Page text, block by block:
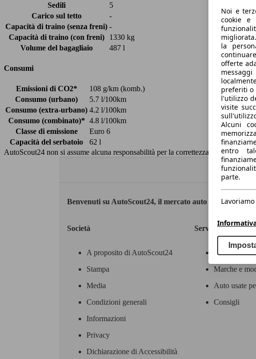
Sedili
5
Carico sul tetto
-
Capacità di traino (senza freni) -
Capacità di traino (con freni)
1330 kg
Volume del bagagliaio
487 l
Consumi
Emissioni di CO2*
108 g/km (komb.)
Consumo (urbano)
5.7 l/100km
Consumo (extra-urbano) 4.2 l/100km
Consumo (combinato)* 4.8 l/100km
Classe di emissione
Euro 6
Capacità del serbatoio
62 l
AutoScout24 non si assume alcuna responsabilità per la correttezza dei dati.
Benvenuti su AutoScout24, il mercato auto europeo.
Società
A proposito di AutoScout24
Stampa
Media
Condizioni generali
Informazioni
Privacy
Dichiarazione di Accessibilità
Servizi
Contatti
Marche e
Auto usate
Consigli
Noi e
cookie e
la
offerte
preferiti o
l'utilizzo
visite
Alcuni
entro
parte.